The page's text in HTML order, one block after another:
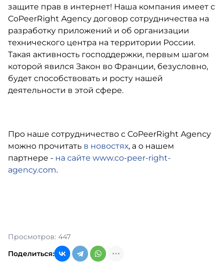
защите прав в интернет! Наша компания имеет с
CoPeerRight Agency договор сотрудничества на
разработку приложений и об организации
технического центра на территории России.
Такая активность господдержки, первым шагом
которой явился Закон во Франции, безусловно,
будет способствовать и росту нашей
деятельности в этой сфере.
Про наше сотрудничество с CoPeerRight Agency
можно прочитать в новостях, а о нашем
партнере - на сайте www.co-peer-right-
agency.com.
Просмотров: 447
Поделиться: